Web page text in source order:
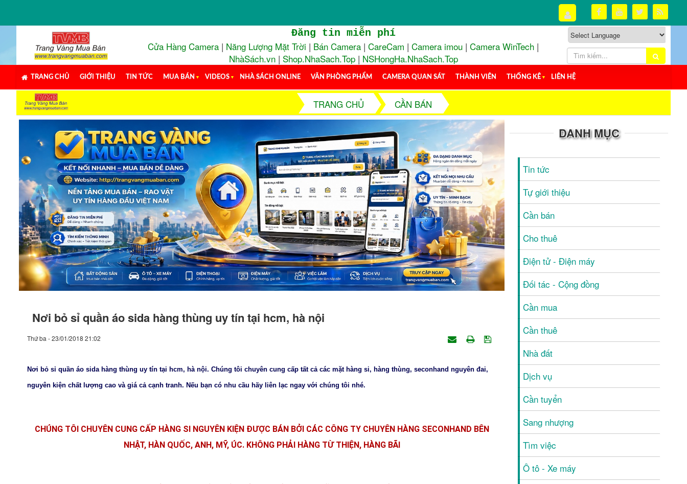
Đăng tin miễn phí
Cửa Hàng Camera | Năng Lượng Mặt Trời | Bán Camera |CareCam |Camera imou |Camera WinTech |
NhàSách.vn| Shop.NhaSach.Top | NSHongHa.NhaSach.Top
TRANG CHỦ GIỚI THIỆU TIN TỨC MUA BÁN ▼ VIDEOS ▼ NHÀ SÁCH ONLINE VĂN PHÒNG PHẨM CAMERA QUAN SÁT THÀNH VIÊN THỐNG KÊ ▼ LIÊN HỆ
TRANG CHỦ CẦN BÁN
Nơi bỏ sỉ quần áo sida hàng thùng uy tín tại hcm, hà nội
Thứ ba - 23/01/2018 21:02
Nơi bỏ sỉ quần áo sida hàng thùng uy tín tại hcm, hà nội. Chúng tôi chuyên cung cấp tất cả các mặt hàng si, hàng thùng, seconhand nguyên đai,
nguyên kiện chất lượng cao và giá cả cạnh tranh. Nếu bạn có nhu cầu hãy liên lạc ngay với chúng tôi nhé.
CHÚNG TÔI CHUYÊN CUNG CẤP HÀNG SI NGUYÊN KIỆN ĐƯỢC BÁN BỞI CÁC CÔNG TY CHUYÊN HÀNG SECONHAND BÊN
NHẬT, HÀN QUỐC, ANH, MỸ, ÚC. KHÔNG PHẢI HÀNG TỪ THIỆN, HÀNG BÃI
DANH MỤC
Tin tức
Tự giới thiệu
Cần bán
Cho thuê
Điện tử - Điện máy
Đối tác - Cộng đồng
Cần mua
Cần thuê
Nhà đất
Dịch vụ
Cần tuyển
Sang nhượng
Tìm việc
Ô tô - Xe máy